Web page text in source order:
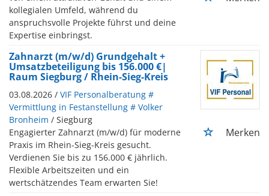
kollegialen Umfeld, während du
anspruchsvolle Projekte führst und deine
Expertise einbringst.
Zahnarzt (m/w/d) Grundgehalt +
Umsatzbeteiligung bis 156.000 €|
Raum Siegburg / Rhein-Sieg-Kreis
03.08.2026 / VIF Personalberatung #
Vermittlung in Festanstellung # Volker
Bronheim / Siegburg
Engagierter Zahnarzt (m/w/d) für moderne
Praxis im Rhein-Sieg-Kreis gesucht.
Verdienen Sie bis zu 156.000 € jährlich.
Flexible Arbeitszeiten und ein
wertschätzendes Team erwarten Sie!
Merken